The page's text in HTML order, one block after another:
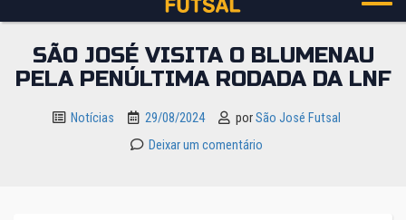
SÃO JOSÉ VISITA O BLUMENAU
PELA PENÚLTIMA RODADA DA LNF
Notícias 29/08/2024 porSão José Futsal
Deixar um comentário